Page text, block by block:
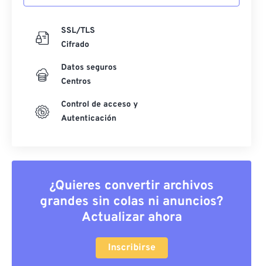
SSL/TLS
Cifrado
Datos seguros
Centros
Control de acceso y
Autenticación
¿Quieres convertir archivos
grandes sin colas ni anuncios?
Actualizar ahora
Inscribirse